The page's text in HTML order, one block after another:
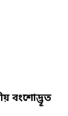
বংশোদ্ভূত